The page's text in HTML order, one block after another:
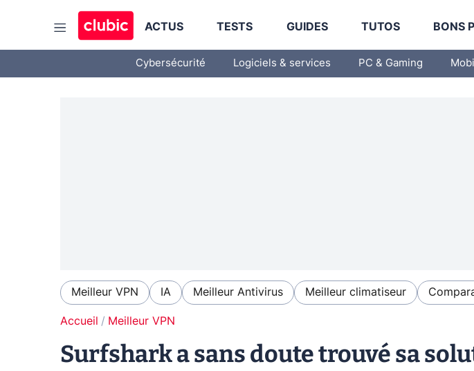
ACTUS TESTS GUIDES TUTOS BONS
Cybersécurité Logiciels & services PC & Gaming
Meilleur VPN IA Meilleur Antivirus Meilleur climatiseur
Accueil Meilleur VPN
Surfshark a sans doute trouvé sa